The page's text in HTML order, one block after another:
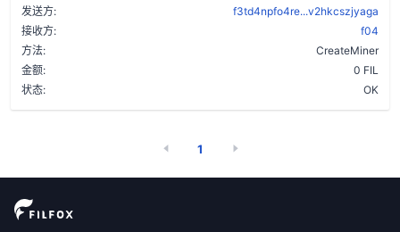
发送方:
f3td4npfo4re...v2hkcszjyaga
接收方:
f04
方法:
CreateMiner
金额:
0 FIL
状态:
OK
1